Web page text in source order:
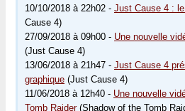
10/10/2018 à 22h02 - Just Cause 4 :
Cause 4)
27/09/2018 à 09h00 - Une nouvelle
(Just Cause 4)
13/06/2018 à 21h47 - Just Cause 4
graphique (Just Cause 4)
11/06/2018 à 12h40 - Une nouvelle
Tomb Raider(Shadow of the Tomb